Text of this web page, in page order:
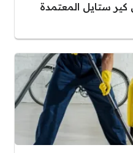
ستايل المعتمدة